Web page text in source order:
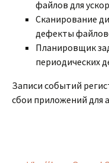
файлов для
Сканирование
дефекты
Планировщик
периодических
Записи событий
сбои приложений для